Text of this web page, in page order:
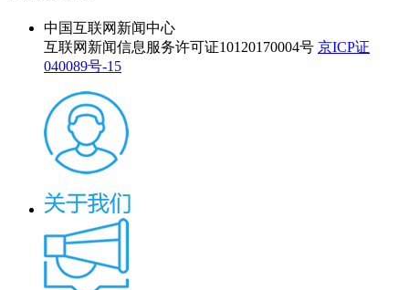
中国互联网新闻中心
互联网新闻信息服务许可证10120170004号 京ICP证
040089号-15